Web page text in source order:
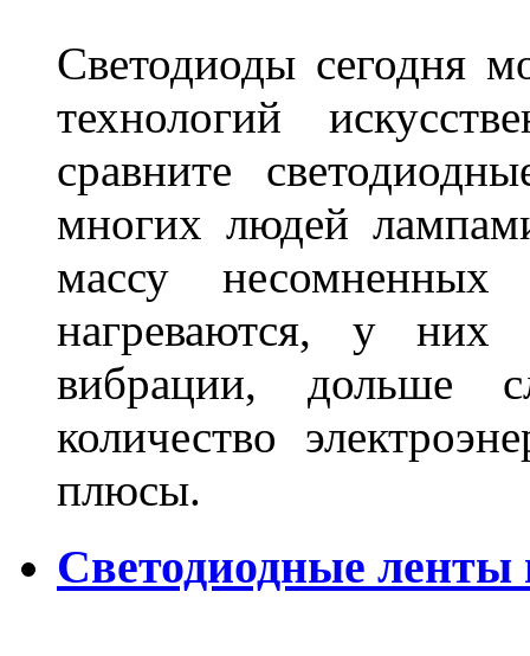
Светодиоды сегодня
технологий
сравните
многих людей
массу
нагреваются, у них
вибрации, дольше
количество
плюсы.
Светодиодные